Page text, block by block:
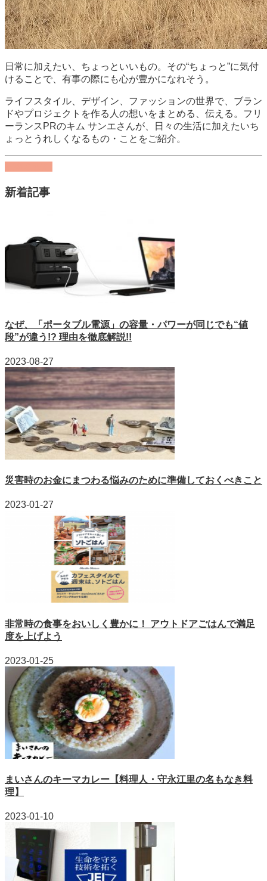
日常に加えたい、ちょっといいもの。その“ちょっと”に気付
けることで、有事の際にも心が豊かになれそう。
ライフスタイル、デザイン、ファッションの世界で、ブラン
ドやプロジェクトを作る人の想いをまとめる、伝える。フリ
ーランスPRのキム サンエさんが、日々の生活に加えたいち
ょっとうれしくなるもの・ことをご紹介。
新着記事
なぜ、「ポータブル電源」の容量・パワーが同じでも“値
段”が違う!? 理由を徹底解説!!
2023-08-27
災害時のお金にまつわる悩みのために準備しておくべきこと
2023-01-27
非常時の食事をおいしく豊かに！ アウトドアごはんで満足
度を上げよう
2023-01-25
まいさんのキーマカレー【料理人・守永江里の名もなき料
理】
2023-01-10